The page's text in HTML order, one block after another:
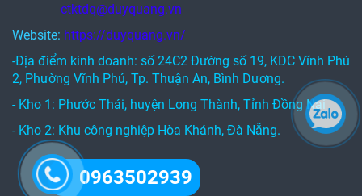
ctktdq@duyquang.vn
Website: https://duyquang.vn/
-Địa điểm kinh doanh: số 24C2 Đường số 19, KDC Vĩnh Phú
2, Phường Vĩnh Phú, Tp. Thuận An, Bình Dương.
- Kho 1: Phước Thái, huyện Long Thành, Tỉnh Đồng Nai
- Kho 2: Khu công nghiệp Hòa Khánh, Đà Nẵng.
0963502939